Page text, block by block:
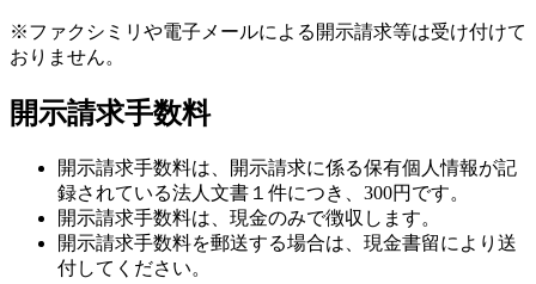
※ファクシミリや電子メールによる開示請求等は受け付けて
開示請求手数料
開示請求手数料は、開示請求に係る保有個人情報が記
録されている法人文書１件につき、300円です。
開示請求手数料は、現金のみで徴収します。
開示請求手数料を郵送する場合は、現金書留により送